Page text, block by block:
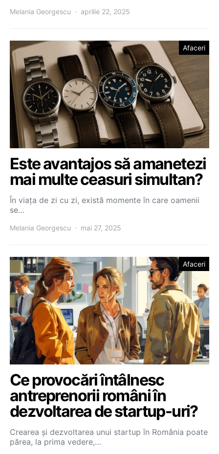
Melania Georgescu aprilie 22, 2025
Afaceri
Este avantajos să amanetezi
mai multe ceasuri simultan?
În viața de zi cu zi, există momente în care oamenii
se…
Melania Georgescu mai 27, 2025
Afaceri
Ce provocări întâlnesc
antreprenorii români în
dezvoltarea de startup-uri?
Crearea și dezvoltarea unui startup în România poate
părea, la prima vedere,…